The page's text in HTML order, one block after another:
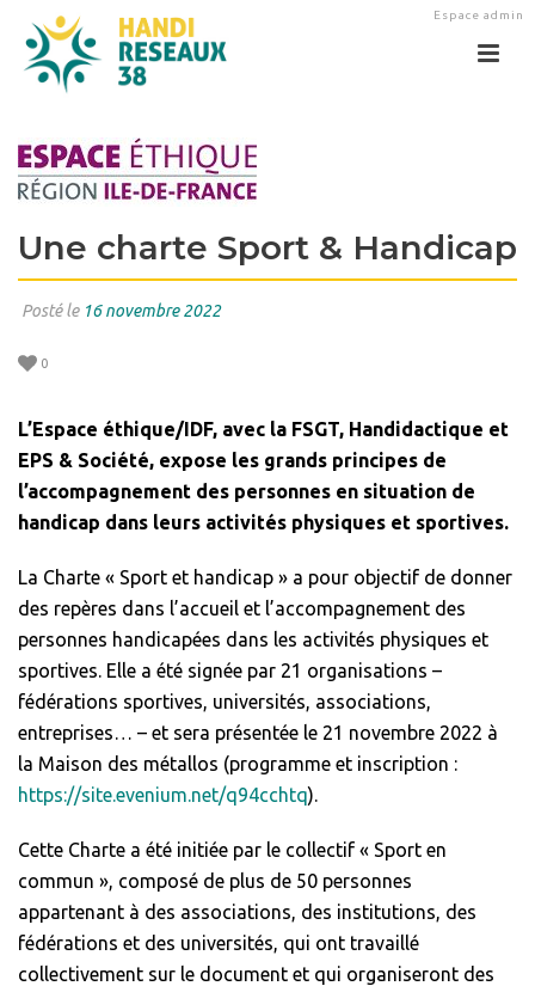
Espace admin
Une charte Sport & Handicap
Posté le 16 novembre 2022
0
L’Espace éthique/IDF, avec la FSGT, Handidactique et
EPS & Société, expose les grands principes de
l’accompagnement des personnes en situation de
handicap dans leurs activités physiques et sportives.
La Charte « Sport et handicap » a pour objectif de donner
des repères dans l’accueil et l’accompagnement des
personnes handicapées dans les activités physiques et
sportives. Elle a été signée par 21 organisations –
fédérations sportives, universités, associations,
entreprises… – et sera présentée le 21 novembre 2022 à
la Maison des métallos (programme et inscription :
https://site.evenium.net/q94cchtq).
Cette Charte a été initiée par le collectif « Sport en
commun », composé de plus de 50 personnes
appartenant à des associations, des institutions, des
fédérations et des universités, qui ont travaillé
collectivement sur le document et qui organiseront des